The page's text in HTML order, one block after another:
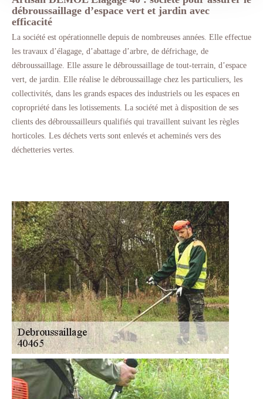
débroussaillage d’espace vert et jardin avec
efficacité
La société est opérationnelle depuis de nombreuses années. Elle effectue
les travaux d’élagage, d’abattage d’arbre, de défrichage, de
débroussaillage. Elle assure le débroussaillage de tout-terrain, d’espace
vert, de jardin. Elle réalise le débroussaillage chez les particuliers, les
collectivités, dans les grands espaces des industriels ou les espaces en
copropriété dans les lotissements. La société met à disposition de ses
clients des débroussailleurs qualifiés qui travaillent suivant les règles
horticoles. Les déchets verts sont enlevés et acheminés vers des
déchetteries vertes.